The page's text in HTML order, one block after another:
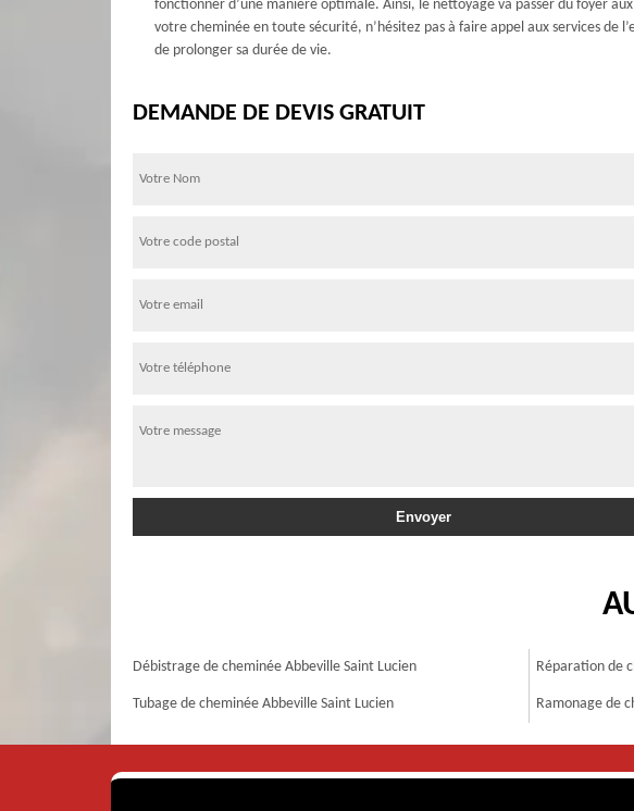
fonctionner d’une manière optimale. Ainsi, le nettoyage va passer du foyer
votre cheminée en toute sécurité, n’hésitez pas à faire appel aux services
de prolonger sa durée de vie.
DEMANDE DE DEVIS GRATUIT
Débistrage de cheminée Abbeville Saint Lucien
Tubage de cheminée Abbeville Saint Lucien
Réparation de
Ramonage de